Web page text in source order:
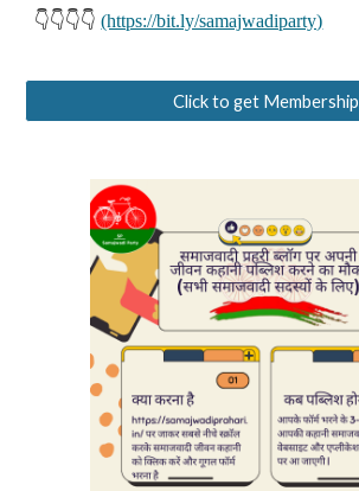
👇👇👇👇(https://bit.ly/samajwadiparty)
Click to get Membership